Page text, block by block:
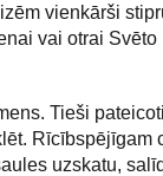
vienkārši
vai otrai Svēto
Tieši
Rīcībspējīgam
uzskatu,